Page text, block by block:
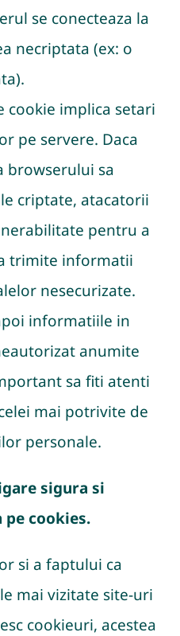
se conecteaza la
necriptata (ex: o
cookie implica setari
pe servere. Daca
browserului sa
criptate, atacatorii
pentru a
trimite informatii
nesecurizate.
informatiile in
anumite
sa fiti atenti
mai potrivite de
personale.
sigura si
pe cookies.
si a faptului ca
mai vizitate site-uri
cookieuri, acestea